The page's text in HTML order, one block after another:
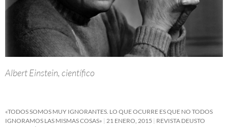
Albert Einstein, científico
«TODOS SOMOS MUY IGNORANTES. LO QUE OCURRE ES QUE NO TODOS
IGNORAMOS LAS MISMAS COSAS» 21 ENERO, 2015
REVISTA DEUSTO